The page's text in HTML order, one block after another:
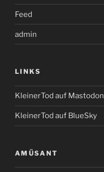
Feed
admin
LINKS
KleinerTod auf Mastodon
KleinerTod auf BlueSky
AMÜSANT